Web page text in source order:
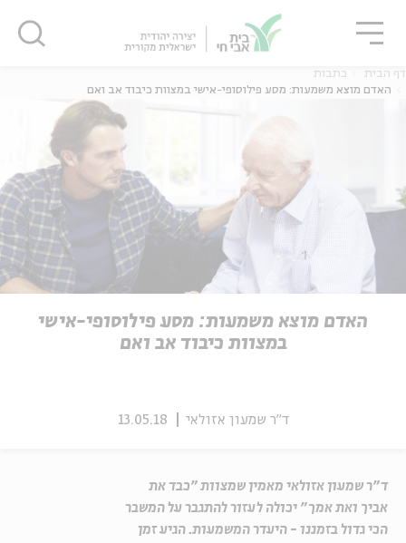
אנגלית
דף הבית
כתבות
האדם מוצא משמעות: מסע פילוסופי-אישי במצוות כיבוד אב ואם
האדם מוצא משמעות: מסע פילוסופי-אישי
במצוות כיבוד אב ואם
ד"ר שמעון אזולאי 13.05.18
ד"ר שמעון אזולאי מאמין שמצוות "כבד את
אביך ואת אמך" יכולה לעזור להתגבר על המשבר
הכי גדול בזמננו - היעדר המשמעות. הגיע זמן
סגור